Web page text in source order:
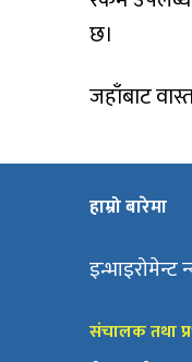
छ।
जहाँबाट
हाम्रो बारेमा
इन्भाइरोमेन्ट
संचालक तथा